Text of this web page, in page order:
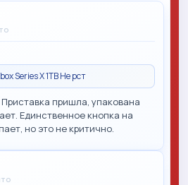
Series X 1TB Не рст
пришла, упакована
Единственное кнопка на
но это не критично.